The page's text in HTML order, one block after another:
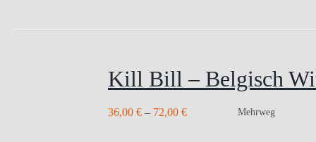
Kill Bill – Belgisch
36,00 € – 72,00 € Mehrweg